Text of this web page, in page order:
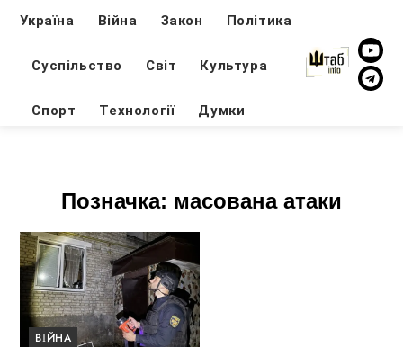
Україна Війна Закон Політика
Суспільство Світ Культура
Спорт Технології Думки
Позначка: масована атаки
ВІЙНА